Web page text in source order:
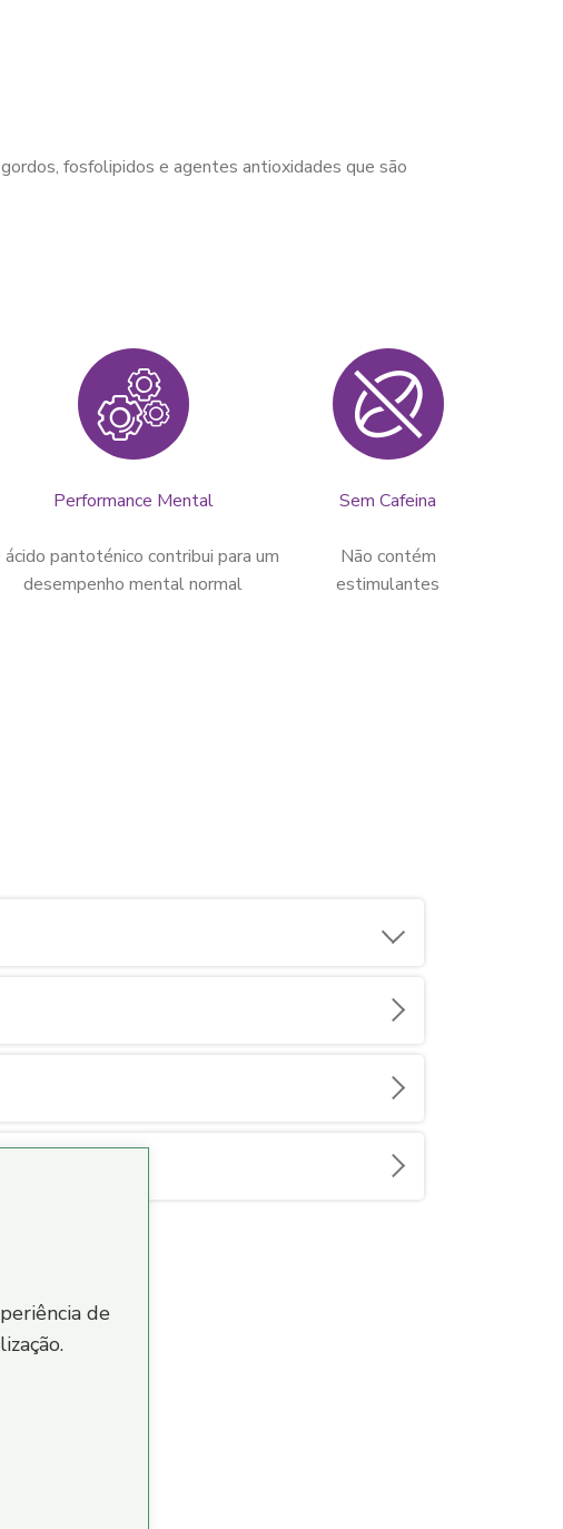
fosfolipidos e agentes antioxidades que são
Performance Mental
ácido pantoténico contribui para um
desempenho mental normal
Sem Cafeina
Não contém
estimulantes
de